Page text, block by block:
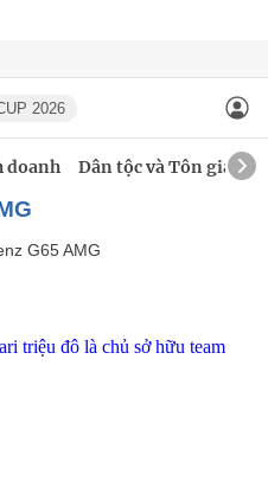
2026
doanh Dân tộc và Tôn giáo
G65 AMG